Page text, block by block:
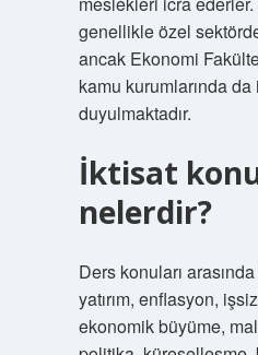
genellikle özel
ancak Ekonomi
kamu kurumlarında
duyulmaktadır.
İktisat
nelerdir?
Ders konuları
yatırım, enflasyon,
ekonomik büyüme,